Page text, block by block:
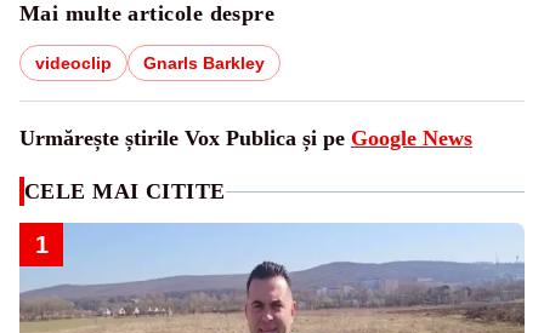
Mai multe articole despre
videoclip Gnarls Barkley
Urmărește știrile Vox Publica și pe Google News
CELE MAI CITITE
1